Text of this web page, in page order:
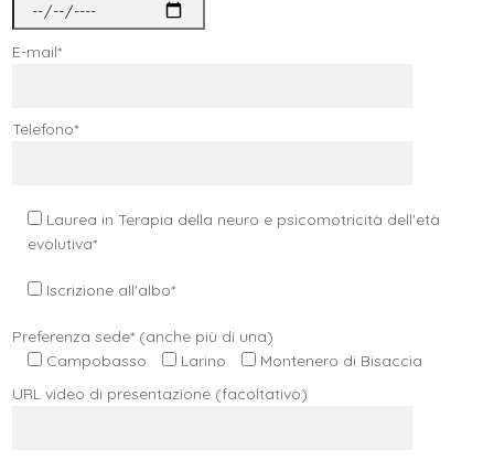
E-mail*
Telefono*
Laurea in Terapia della neuro e psicomotricità dell'età
evolutiva*
Iscrizione all'albo*
Preferenza sede* (anche più di una)
Campobasso
Larino
Montenero di Bisaccia
URL video di presentazione (facoltativo)